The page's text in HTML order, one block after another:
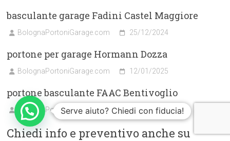
basculante garage Fadini Castel Maggiore
BolognaPortoniGarage.com 25/12/2024
portone per garage Hormann Dozza
BolognaPortoniGarage.com 12/01/2025
portone basculante FAAC Bentivoglio
BolognaPortoniGarage.com 02/01/2025
Chiedi info e preventivo anche su
Serve aiuto? Chiedi con fiducia!